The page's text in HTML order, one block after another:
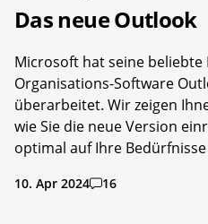
Das neue Outlook
Microsoft hat seine beliebte
Organisations-Software
überarbeitet. Wir zeigen
wie Sie die neue Version
optimal auf Ihre
10. Apr 2024 16